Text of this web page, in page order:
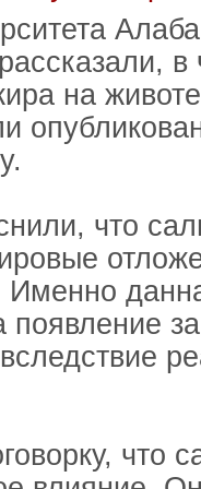
в
на
что
появление
что